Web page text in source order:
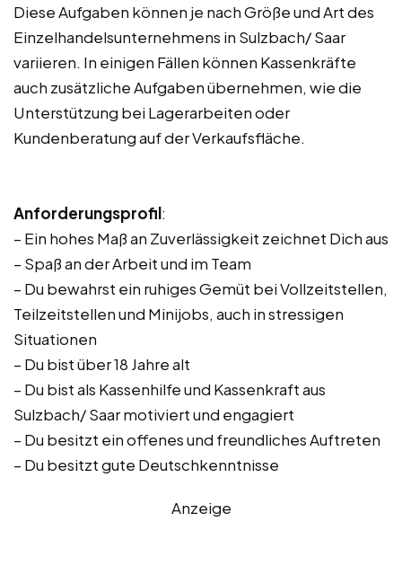
Diese Aufgaben können je nach Größe und Art des
Einzelhandelsunternehmens in Sulzbach/ Saar
variieren. In einigen Fällen können Kassenkräfte
auch zusätzliche Aufgaben übernehmen, wie die
Unterstützung bei Lagerarbeiten oder
Kundenberatung auf der Verkaufsfläche.
Anforderungsprofil:
– Ein hohes Maß an Zuverlässigkeit zeichnet Dich aus
– Spaß an der Arbeit und im Team
– Du bewahrst ein ruhiges Gemüt bei Vollzeitstellen,
Teilzeitstellen und Minijobs, auch in stressigen
Situationen
– Du bist über 18 Jahre alt
– Du bist als Kassenhilfe und Kassenkraft aus
Sulzbach/ Saar motiviert und engagiert
– Du besitzt ein offenes und freundliches Auftreten
– Du besitzt gute Deutschkenntnisse
Anzeige